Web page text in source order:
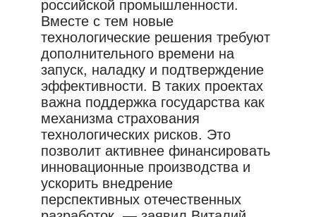
российской промышленности.
Вместе с тем новые
технологические решения требуют
дополнительного времени на
запуск, наладку и подтверждение
эффективности. В таких проектах
важна поддержка государства как
механизма страхования
технологических рисков. Это
позволит активнее финансировать
инновационные производства и
ускорить внедрение
перспективных отечественных